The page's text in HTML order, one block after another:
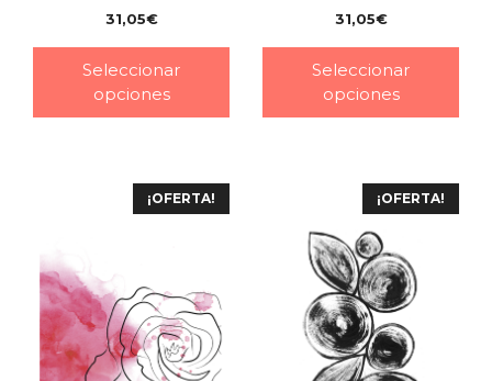
31,05€
Seleccionar
opciones
31,05€
Seleccionar
opciones
¡OFERTA! ¡OFERTA!